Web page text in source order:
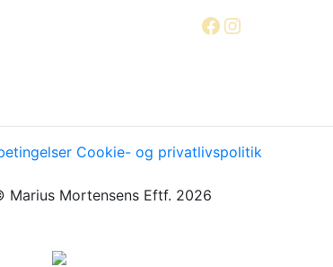
Facebook
Instagram
Cookie- og privatlivspolitik
Marius Mortensens Eftf. 2026